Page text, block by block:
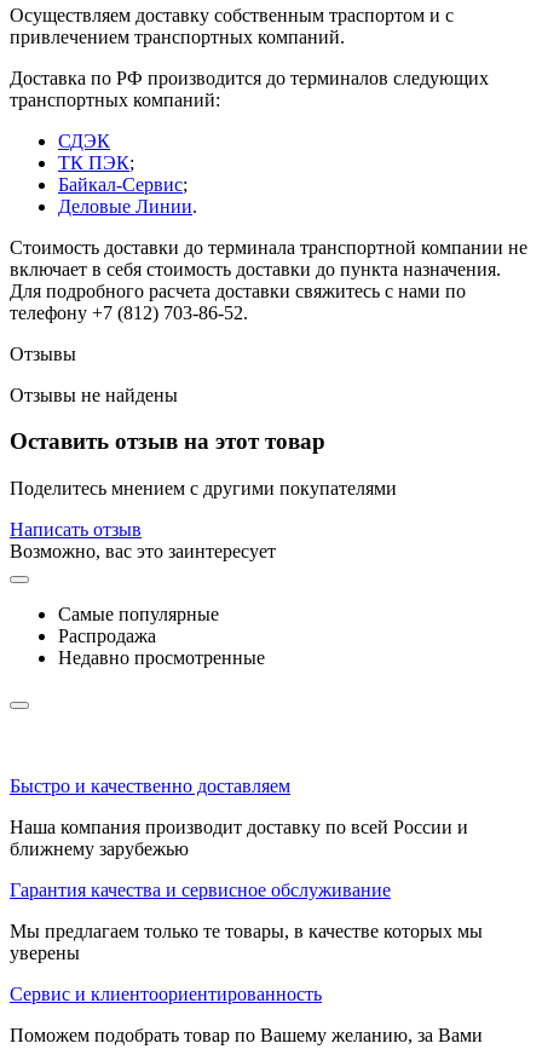
Осуществляем доставку собственным траспортом и с
привлечением транспортных компаний.
Доставка по РФ производится до терминалов следующих
транспортных компаний:
СДЭК
ТК ПЭК;
Байкал-Сервис;
Деловые Линии.
Стоимость доставки до терминала транспортной компании не
включает в себя стоимость доставки до пункта назначения.
Для подробного расчета доставки свяжитесь с нами по
телефону +7 (812) 703-86-52.
Отзывы
Отзывы не найдены
Оставить отзыв на этот товар
Поделитесь мнением с другими покупателями
Написать отзыв
Возможно, вас это заинтересует
Самые популярные
Распродажа
Недавно просмотренные
Быстро и качественно доставляем
Наша компания производит доставку по всей России и
ближнему зарубежью
Гарантия качества и сервисное обслуживание
Мы предлагаем только те товары, в качестве которых мы
уверены
Сервис и клиентоориентированность
Поможем подобрать товар по Вашему желанию, за Вами